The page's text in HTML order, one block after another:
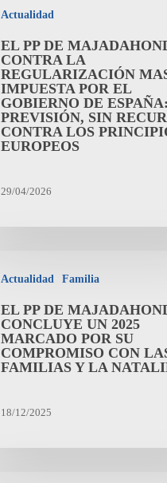
Actualidad
EL PP DE
CONTRA LA
REGULARIZACIÓN
IMPUESTA POR EL
GOBIERNO DE
PREVISIÓN, SIN
CONTRA LOS
EUROPEOS
29/04/2026
Actualidad Familia
EL PP DE
CONCLUYE UN 2025
MARCADO POR SU
COMPROMISO CON
FAMILIAS Y LA
18/12/2025